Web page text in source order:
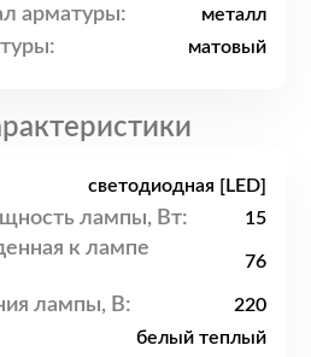
арматуры: металл
матовый
светодиодная [LED]
лампы, Вт: 15
к лампе
76
лампы, В: 220
белый теплый